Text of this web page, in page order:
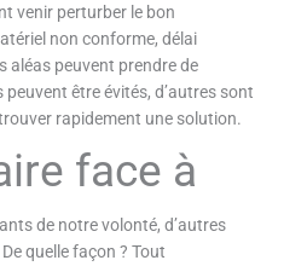
venir perturber le bon
non conforme, délai
aléas peuvent prendre de
être évités, d’autres sont
rapidement une solution.
face à
de notre volonté, d’autres
quelle façon ? Tout